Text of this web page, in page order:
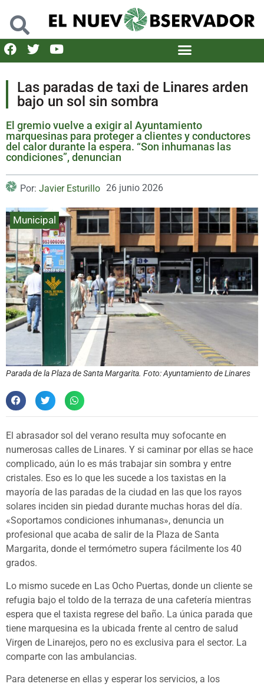
Las paradas de taxi de Linares arden
bajo un sol sin sombra
El gremio vuelve a exigir al Ayuntamiento
marquesinas para proteger a clientes y conductores
del calor durante la espera. “Son inhumanas las
condiciones”, denuncian
Por: Javier Esturillo 26 junio 2026
Municipal
Parada de la Plaza de Santa Margarita. Foto: Ayuntamiento de Linares
El abrasador sol del verano resulta muy sofocante en
numerosas calles de Linares. Y si caminar por ellas se hace
complicado, aún lo es más trabajar sin sombra y entre
cristales. Eso es lo que les sucede a los taxistas en la
mayoría de las paradas de la ciudad en las que los rayos
solares inciden sin piedad durante muchas horas del día.
«Soportamos condiciones inhumanas», denuncia un
profesional que acaba de salir de la Plaza de Santa
Margarita, donde el termómetro supera fácilmente los 40
grados.
Lo mismo sucede en Las Ocho Puertas, donde un cliente se
refugia bajo el toldo de la terraza de una cafetería mientras
espera que el taxista regrese del baño. La única parada que
tiene marquesina es la ubicada frente al centro de salud
Virgen de Linarejos, pero no es exclusiva para el sector. La
comparte con las ambulancias.
Para detenerse en ellas y esperar los servicios, a los